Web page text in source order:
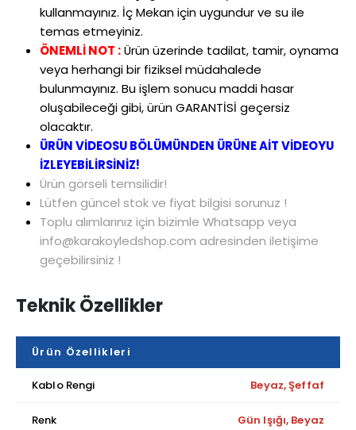
kullanmayınız. İç Mekan için uygundur ve su ile
temas etmeyiniz.
ÖNEMLİ NOT :Ürün üzerinde tadilat, tamir, oynama
veya herhangi bir fiziksel müdahalede
bulunmayınız. Bu işlem sonucu maddi hasar
oluşabileceği gibi, ürün GARANTİSİ geçersiz
olacaktır.
ÜRÜN VİDEOSU BÖLÜMÜNDEN ÜRÜNE AİT VİDEOYU
İZLEYEBİLİRSİNİZ!
Ürün görseli temsilidir!
Lütfen güncel stok ve fiyat bilgisi sorunuz !
Toplu alımlarınız için bizimle Whatsapp veya
info@karakoyledshop.com adresinden iletişime
geçebilirsiniz !
Teknik Özellikler
Ürün Özellikleri
Kablo Rengi Beyaz, Şeffaf
Renk Gün Işığı, Beyaz